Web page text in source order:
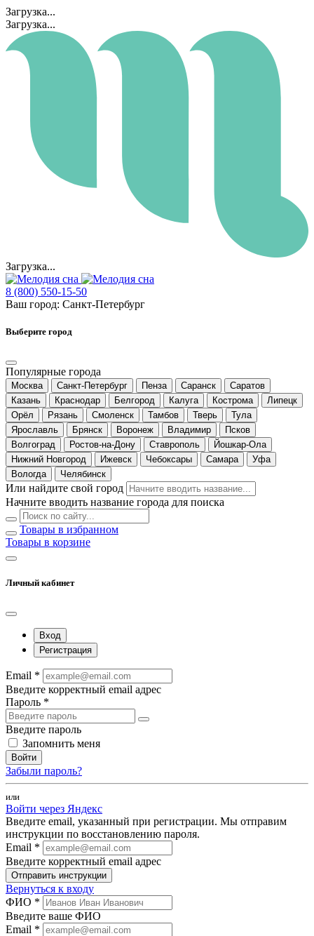
Загрузка...
Загрузка...
Загрузка...
8 (800) 550-15-50
Ваш город: Санкт-Петербург
Выберите город
Популярные города
Москва Санкт-Петербург Пенза Саранск
Саратов
Казань
Краснодар Белгород Калуга Кострома
Липецк
Орёл
Рязань Смоленск Тамбов Тверь
Тула
Ярославль
Брянск Воронеж Владимир
Псков
Волгоград
Ростов-на-Дону Ставрополь
Йошкар-Ола
Нижний Новгород
Ижевск Чебоксары Самара
Уфа
Вологда
Челябинск
Или найдите свой город
Начните вводить название города для поиска
Товары в избранном
Товары в корзине
Личный кабинет
Вход
Регистрация
Email *
Введите корректный email адрес
Пароль *
Введите пароль
Запомнить меня
Войти
Забыли пароль?
или
Войти через Яндекс
Введите email, указанный при регистрации. Мы отправим
инструкции по восстановлению пароля.
Email *
Введите корректный email адрес
Отправить инструкции
Вернуться к входу
ФИО *
Введите ваше ФИО
Email *